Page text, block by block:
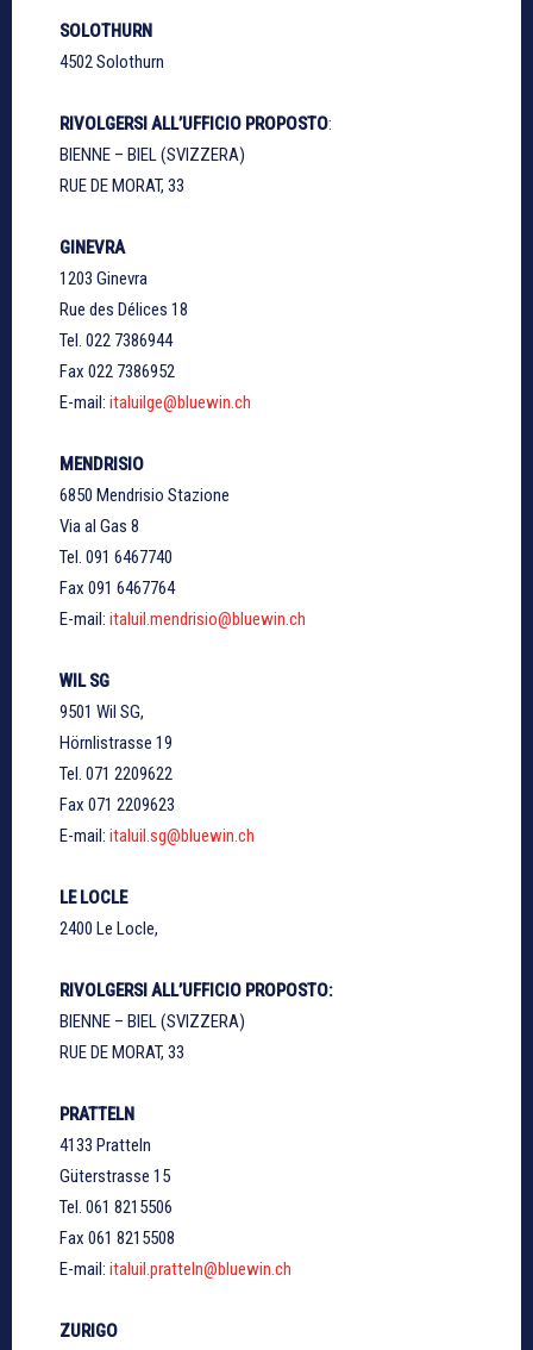
SOLOTHURN
4502 Solothurn
RIVOLGERSI ALL’UFFICIO PROPOSTO:
BIENNE – BIEL (SVIZZERA)
RUE DE MORAT, 33
GINEVRA
1203 Ginevra
Rue des Délices 18
Tel. 022 7386944
Fax 022 7386952
E-mail: italuilge@bluewin.ch
MENDRISIO
6850 Mendrisio Stazione
Via al Gas 8
Tel. 091 6467740
Fax 091 6467764
E-mail: italuil.mendrisio@bluewin.ch
WIL SG
9501 Wil SG,
Hörnlistrasse 19
Tel. 071 2209622
Fax 071 2209623
E-mail: italuil.sg@bluewin.ch
LE LOCLE
2400 Le Locle,
RIVOLGERSI ALL’UFFICIO PROPOSTO:
BIENNE – BIEL (SVIZZERA)
RUE DE MORAT, 33
PRATTELN
4133 Pratteln
Güterstrasse 15
Tel. 061 8215506
Fax 061 8215508
E-mail: italuil.pratteln@bluewin.ch
ZURIGO